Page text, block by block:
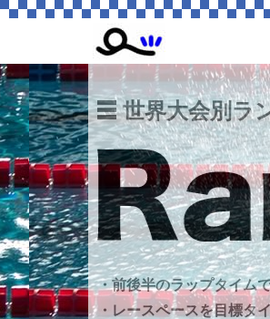
世界大会別ラ
・前後半のラップタイム
・レースペースを目標タ